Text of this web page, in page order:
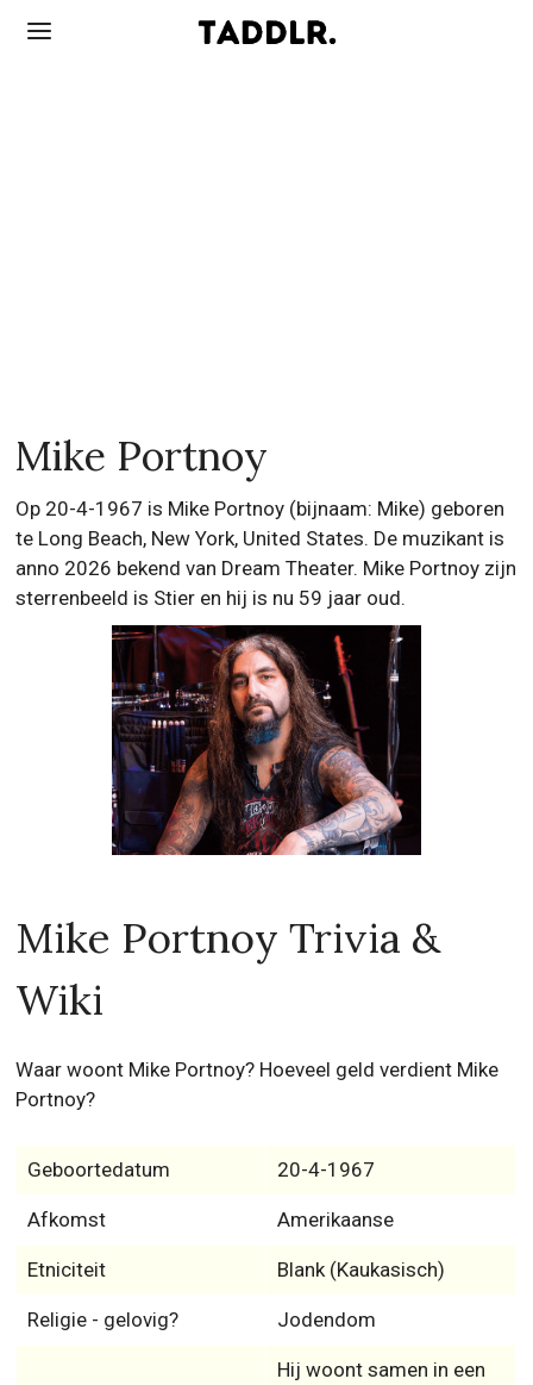
Mike Portnoy
Op 20-4-1967 is Mike Portnoy (bijnaam: Mike) geboren
te Long Beach, New York, United States. De muzikant is
anno 2026 bekend van Dream Theater. Mike Portnoy zijn
sterrenbeeld is Stier en hij is nu 59 jaar oud.
Mike Portnoy Trivia &
Wiki
Waar woont Mike Portnoy? Hoeveel geld verdient Mike
Portnoy?
Geboortedatum 20-4-1967
Afkomst Amerikaanse
Etniciteit Blank (Kaukasisch)
Religie - gelovig? Jodendom
Hij woont samen in een